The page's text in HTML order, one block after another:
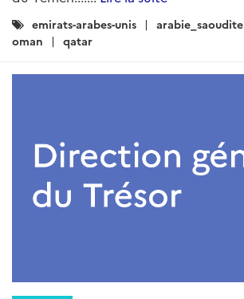
Catégories
:
emirats-arabes-unis arabie_saoudite
oman
qatar